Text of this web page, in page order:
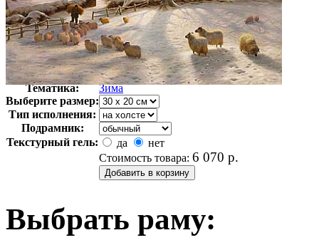
Автор:
Неизвестно
Арт-стиль
Английская живопись
Тематика:
Зима
Выберите размер:
Тип исполнения:
Подрамник:
Текстурный гель:
да
нет
Стоимость товара: 6 070 р.
Выбрать раму: